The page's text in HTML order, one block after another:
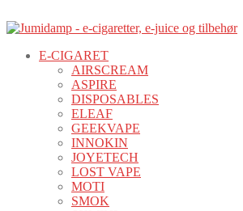
E-CIGARET
AIRSCREAM
ASPIRE
DISPOSABLES
ELEAF
GEEKVAPE
INNOKIN
JOYETECH
LOST VAPE
MOTI
SMOK